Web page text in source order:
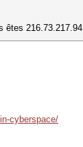
êtes 216.73.217.94
cyberspace/